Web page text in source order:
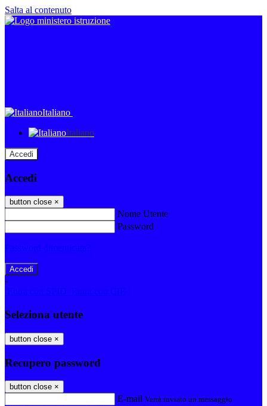
Salta al contenuto
Italiano
Italiano
Accedi
Accedi
button close ×
Nome Utente
Password
Password dimenticata?
-
Entra con SPID
Entra con CIE
Seleziona utente
button close ×
Recupero password
button close ×
E-mail Verrà inviato un messaggio